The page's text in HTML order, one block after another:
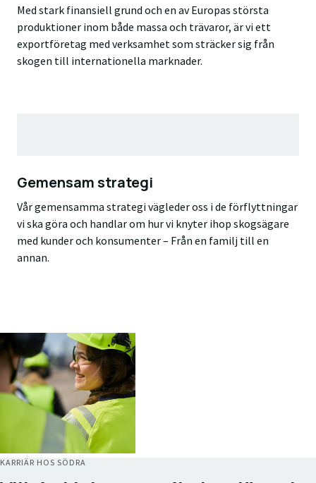
Med stark finansiell grund och en av Europas största
produktioner inom både massa och trävaror, är vi ett
exportföretag med verksamhet som sträcker sig från
skogen till internationella marknader.
Gemensam strategi
Vår gemensamma strategi vägleder oss i de förflyttningar
vi ska göra och handlar om hur vi knyter ihop skogsägare
med kunder och konsumenter – Från en familj till en
annan.
KARRIÄR HOS SÖDRA